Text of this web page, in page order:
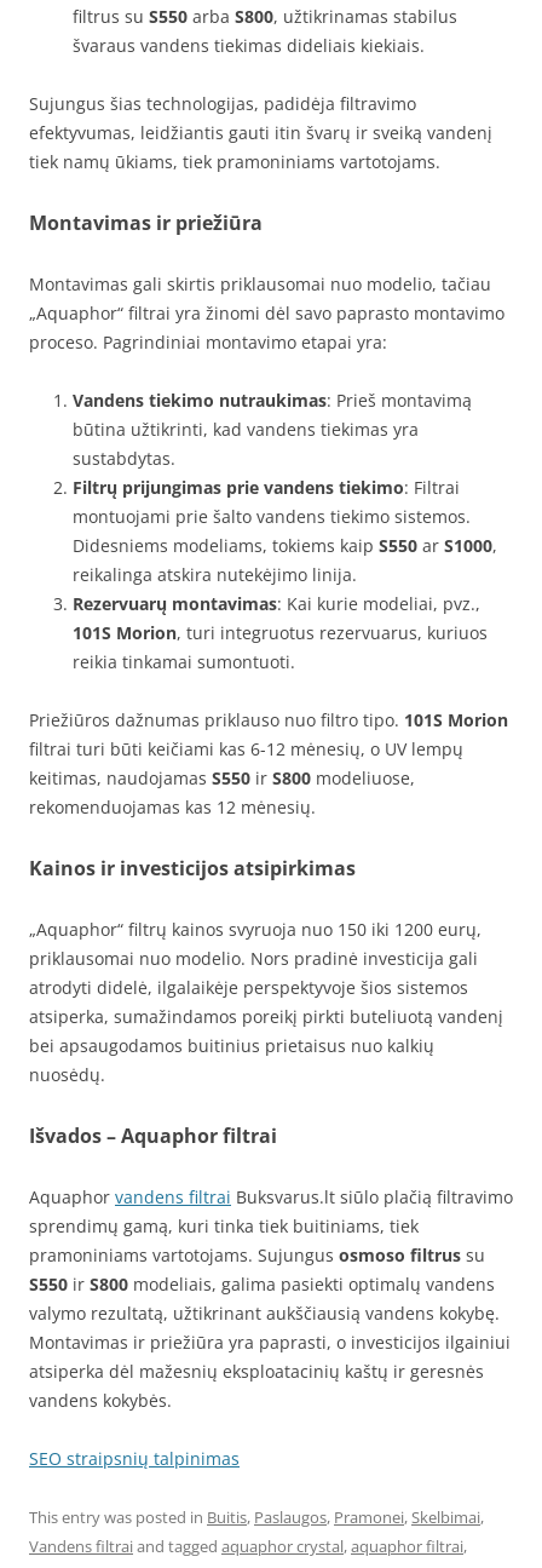
filtrus su S550 arba S800, užtikrinamas stabilus
švaraus vandens tiekimas dideliais kiekiais.
Sujungus šias technologijas, padidėja filtravimo
efektyvumas, leidžiantis gauti itin švarų ir sveiką vandenį
tiek namų ūkiams, tiek pramoniniams vartotojams.
Montavimas ir priežiūra
Montavimas gali skirtis priklausomai nuo modelio, tačiau
„Aquaphor“ filtrai yra žinomi dėl savo paprasto montavimo
proceso. Pagrindiniai montavimo etapai yra:
Vandens tiekimo nutraukimas: Prieš montavimą
būtina užtikrinti, kad vandens tiekimas yra
sustabdytas.
Filtrų prijungimas prie vandens tiekimo: Filtrai
montuojami prie šalto vandens tiekimo sistemos.
Didesniems modeliams, tokiems kaip S550 ar S1000,
reikalinga atskira nutekėjimo linija.
Rezervuarų montavimas: Kai kurie modeliai, pvz.,
101S Morion, turi integruotus rezervuarus, kuriuos
reikia tinkamai sumontuoti.
Priežiūros dažnumas priklauso nuo filtro tipo. 101S Morion
filtrai turi būti keičiami kas 6-12 mėnesių, o UV lempų
keitimas, naudojamas S550 ir S800 modeliuose,
rekomenduojamas kas 12 mėnesių.
Kainos ir investicijos atsipirkimas
„Aquaphor“ filtrų kainos svyruoja nuo 150 iki 1200 eurų,
priklausomai nuo modelio. Nors pradinė investicija gali
atrodyti didelė, ilgalaikėje perspektyvoje šios sistemos
atsiperka, sumažindamos poreikį pirkti buteliuotą vandenį
bei apsaugodamos buitinius prietaisus nuo kalkių
nuosėdų.
Išvados– Aquaphor filtrai
Aquaphor vandens filtrai Buksvarus.lt siūlo plačią filtravimo
sprendimų gamą, kuri tinka tiek buitiniams, tiek
pramoniniams vartotojams. Sujungus osmoso filtrus su
S550 ir S800 modeliais, galima pasiekti optimalų vandens
valymo rezultatą, užtikrinant aukščiausią vandens kokybę.
Montavimas ir priežiūra yra paprasti, o investicijos ilgainiui
atsiperka dėl mažesnių eksploatacinių kaštų ir geresnės
vandens kokybės.
SEO straipsnių talpinimas
This entry was posted in Buitis, Paslaugos, Pramonei,Skelbimai,
Vandens filtraiand tagged aquaphor crystal,aquaphor filtrai,